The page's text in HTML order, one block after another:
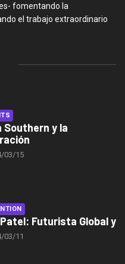
fomentando la
el trabajo extraordinario
Southern y la
03/15
Futurista Global y
03/11